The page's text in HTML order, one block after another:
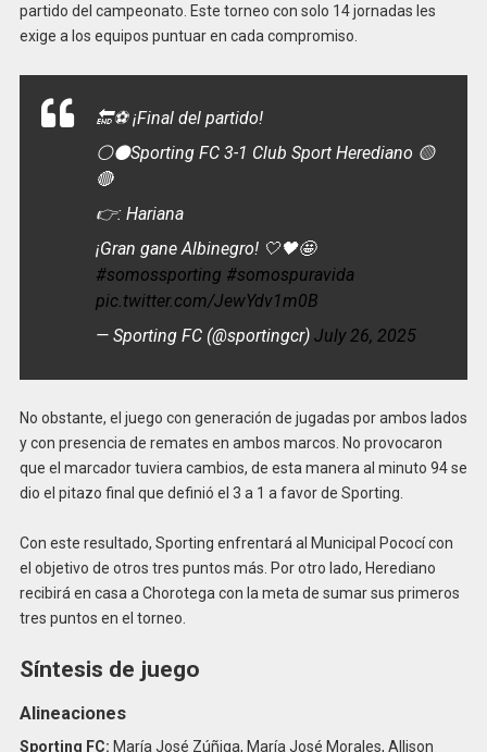
partido del campeonato. Este torneo con solo 14 jornadas les
exige a los equipos puntuar en cada compromiso.
🔚⚽ ¡Final del partido!
⚪⚫Sporting FC 3-1 Club Sport Herediano 🟡
🔴
👉: Hariana
¡Gran gane Albinegro! 🤍🖤🤩
#somossporting #somospuravida
pic.twitter.com/JewYdv1m0B
— Sporting FC (@sportingcr) July 26, 2025
No obstante, el juego con generación de jugadas por ambos lados
y con presencia de remates en ambos marcos. No provocaron
que el marcador tuviera cambios, de esta manera al minuto 94 se
dio el pitazo final que definió el 3 a 1 a favor de Sporting.
Con este resultado, Sporting enfrentará al Municipal Pococí con
el objetivo de otros tres puntos más. Por otro lado, Herediano
recibirá en casa a Chorotega con la meta de sumar sus primeros
tres puntos en el torneo.
Síntesis de juego
Alineaciones
Sporting FC: María José Zúñiga, María José Morales, Allison